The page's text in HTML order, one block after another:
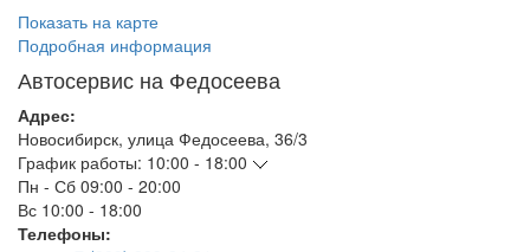
Показать на карте
Подробная информация
Автосервис на Федосеева
Адрес:
Новосибирск, улица Федосеева, 36/3
График работы: 10:00 - 18:00
Пн - Сб 09:00 - 20:00
Вс 10:00 - 18:00
Телефоны: